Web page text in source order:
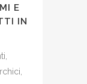
E
IN